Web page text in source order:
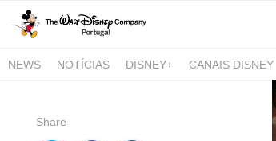
NEWS NOTÍCIAS DISNEY+ CANAIS DISNEY
NATIONAL GEOGRAPHIC AND NATIONAL
Share